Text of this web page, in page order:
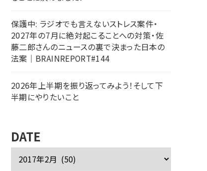
保護中: ラジオでも言えないストレス案件・
2027年の7月に絶対起こることへの対策・佐
藤二郎さんのニュースの裏で決まった日本の
法案｜BRAINREPORT#144
2026年上半期を振り返ってみよう！そして下
半期にやりたいこと
DATE